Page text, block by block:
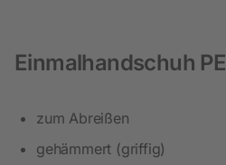
Einmalhandschuh PE
zum Abreißen
gehämmert (griffig)